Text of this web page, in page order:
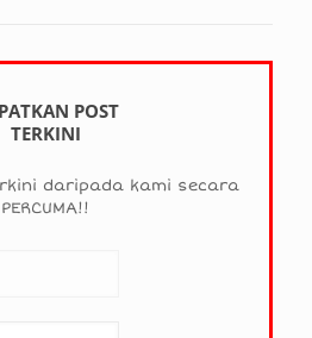
POST
TERKINI
daripada kami secara
PERCUMA!!